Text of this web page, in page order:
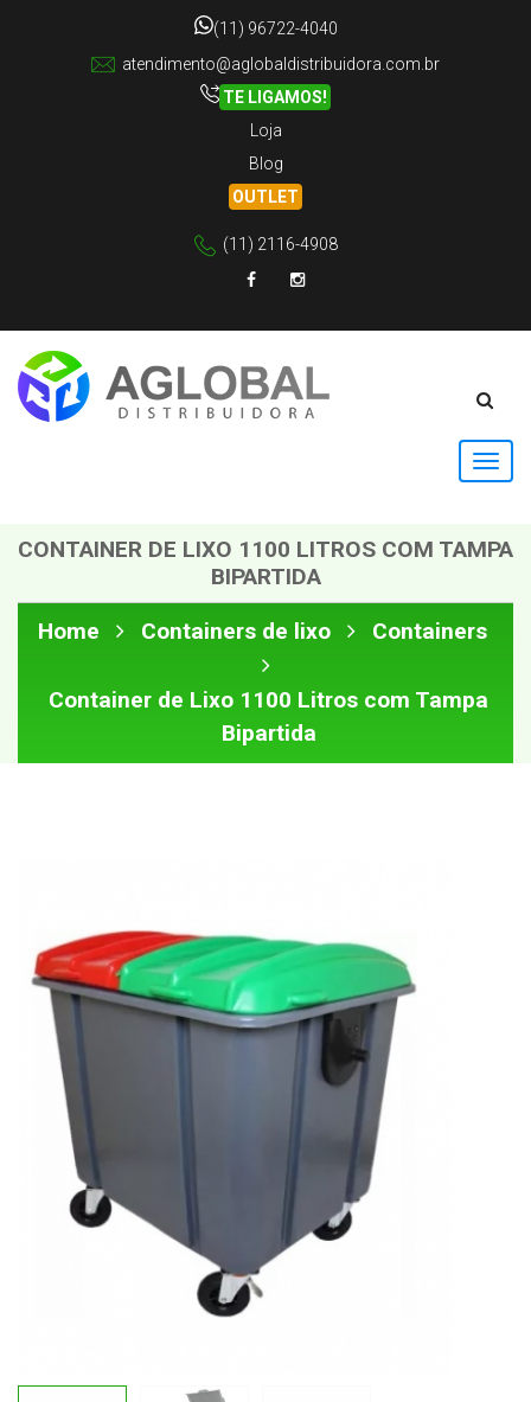
(11) 96722-4040
atendimento@aglobaldistribuidora.com.br
TE LIGAMOS!
Loja
Blog
OUTLET
(11) 2116-4908
CONTAINER DE LIXO 1100 LITROS COM TAMPA
BIPARTIDA
Home
Containers de lixo Containers
Container de Lixo 1100 Litros com Tampa
Bipartida